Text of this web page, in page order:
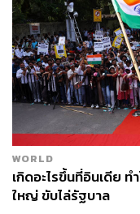
ได้ซัพพอร์ตคราฟต์คา
WORLD
เกิดอะไรขึ้นที่อินเดีย
ใหญ่ ขับไล่รัฐบาล